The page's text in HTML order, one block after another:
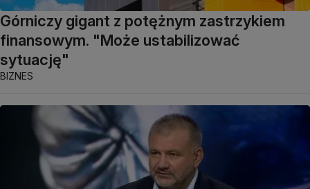
Górniczy gigant z potężnym zastrzykiem
finansowym. "Może ustabilizować
sytuację"
BIZNES